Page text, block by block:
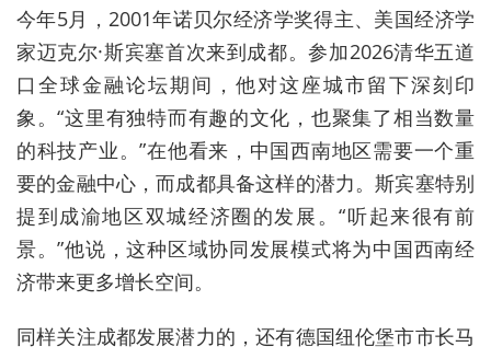
今年5月，2001年诺贝尔经济学奖得主、美国经济学
家迈克尔·斯宾塞首次来到成都。参加2026清华五道
口全球金融论坛期间，他对这座城市留下深刻印
象。“这里有独特而有趣的文化，也聚集了相当数量
的科技产业。”在他看来，中国西南地区需要一个重
要的金融中心，而成都具备这样的潜力。斯宾塞特别
提到成渝地区双城经济圈的发展。“听起来很有前
景。”他说，这种区域协同发展模式将为中国西南经
济带来更多增长空间。
同样关注成都发展潜力的，还有德国纽伦堡市市长马